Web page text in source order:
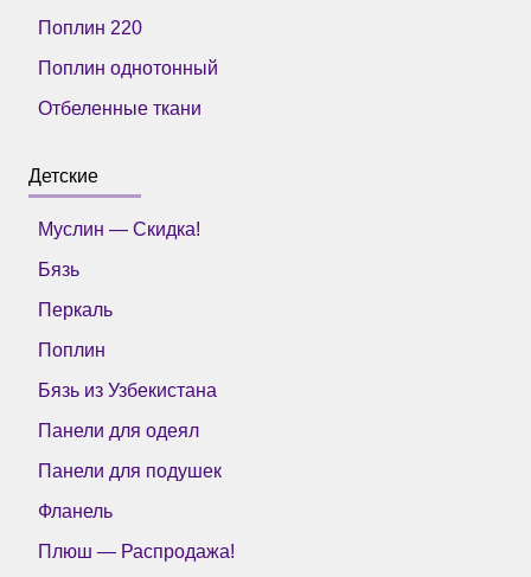
Поплин 220
Поплин однотонный
Отбеленные ткани
Детские
Муслин — Скидка!
Бязь
Перкаль
Поплин
Бязь из Узбекистана
Панели для одеял
Панели для подушек
Фланель
Плюш — Распродажа!